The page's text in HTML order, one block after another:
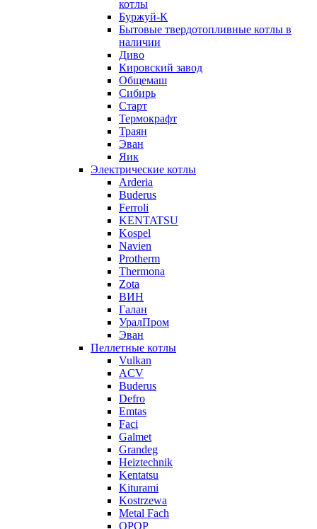
котлы
Буржуй-К
Бытовые твердотопливные котлы в
наличии
Диво
Кировский завод
Общемаш
Сибирь
Старт
Термокрафт
Траян
Эван
Яик
Электрические котлы
Arderia
Buderus
Ferroli
KENTATSU
Kospel
Navien
Protherm
Thermona
Zota
ВИН
Галан
УралПром
Эван
Пеллетные котлы
Vulkan
ACV
Buderus
Defro
Emtas
Faci
Galmet
Grandeg
Heiztechnik
Kentatsu
Kiturami
Kostrzewa
Metal Fach
OPOP